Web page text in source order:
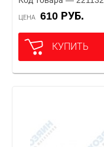
ЦЕНА 610 РУБ.
КУПИТЬ